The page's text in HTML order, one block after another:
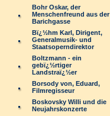
Bohr Oskar, der
Menschenfreund aus der
Barichgasse
Bï¿½hm Karl, Dirigent,
Generalmusik- und
Staatsoperndirektor
Boltzmann - ein
gebï¿½rtiger
Landstraï¿½er
Borsody von, Eduard,
Filmregisseur
Boskovsky Willi und die
Neujahrskonzerte